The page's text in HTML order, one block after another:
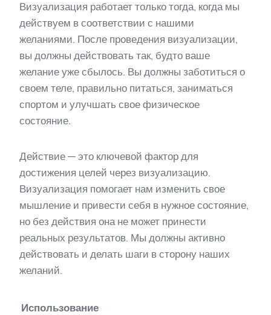
Визуализация работает только тогда, когда мы
действуем в соответствии с нашими
желаниями. После проведения визуализации,
вы должны действовать так, будто ваше
желание уже сбылось. Вы должны заботиться о
своем теле, правильно питаться, заниматься
спортом и улучшать свое физическое
состояние.
Действие — это ключевой фактор для
достижения целей через визуализацию.
Визуализация помогает нам изменить свое
мышление и привести себя в нужное состояние,
но без действия она не может принести
реальных результатов. Мы должны активно
действовать и делать шаги в сторону наших
желаний.
Использование